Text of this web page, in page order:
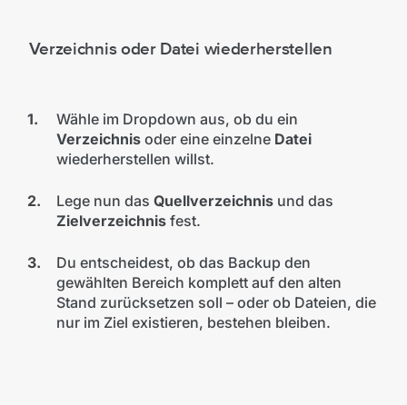
Verzeichnis oder Datei wiederherstellen
Wähle im Dropdown aus, ob du ein
Verzeichnisoder eine einzelne Datei
wiederherstellen willst.
Lege nun das Quellverzeichnisund das
Zielverzeichnisfest.
Du entscheidest, ob das Backup den
gewählten Bereich komplett auf den alten
Stand zurücksetzen soll – oder ob Dateien, die
nur im Ziel existieren, bestehen bleiben.